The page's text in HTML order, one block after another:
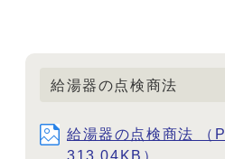
給湯器の点検商法
給湯器の点検商法 （
313.04KB）